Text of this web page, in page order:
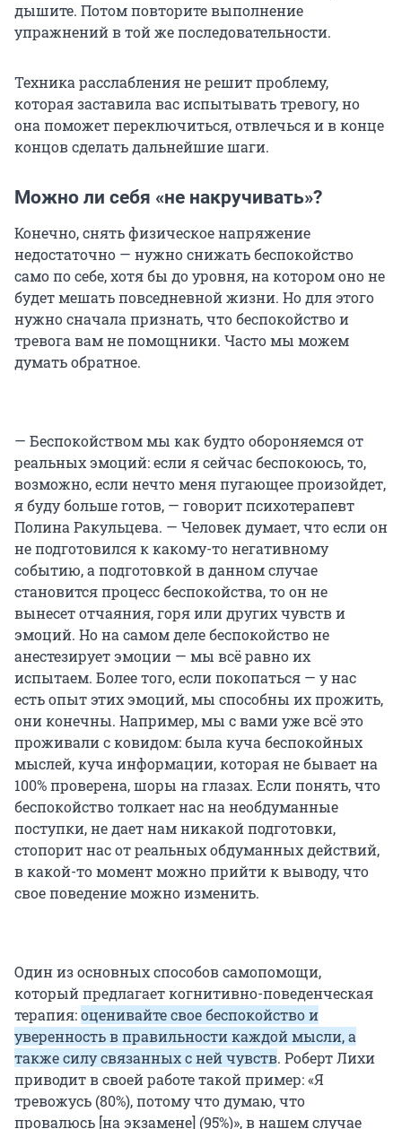
дышите. Потом повторите выполнение
упражнений в той же последовательности.
Техника расслабления не решит проблему,
которая заставила вас испытывать тревогу, но
она поможет переключиться, отвлечься и в конце
концов сделать дальнейшие шаги.
Можно ли себя «не накручивать»?
Конечно, снять физическое напряжение
недостаточно — нужно снижать беспокойство
само по себе, хотя бы до уровня, на котором оно не
будет мешать повседневной жизни. Но для этого
нужно сначала признать, что беспокойство и
тревога вам не помощники. Часто мы можем
думать обратное.
— Беспокойством мы как будто обороняемся от
реальных эмоций: если я сейчас беспокоюсь, то,
возможно, если нечто меня пугающее произойдет,
я буду больше готов, — говорит психотерапевт
Полина Ракульцева. — Человек думает, что если он
не подготовился к какому-то негативному
событию, а подготовкой в данном случае
становится процесс беспокойства, то он не
вынесет отчаяния, горя или других чувств и
эмоций. Но на самом деле беспокойство не
анестезирует эмоции — мы всё равно их
испытаем. Более того, если покопаться — у нас
есть опыт этих эмоций, мы способны их прожить,
они конечны. Например, мы с вами уже всё это
проживали с ковидом: была куча беспокойных
мыслей, куча информации, которая не бывает на
100% проверена, шоры на глазах. Если понять, что
беспокойство толкает нас на необдуманные
поступки, не дает нам никакой подготовки,
стопорит нас от реальных обдуманных действий,
в какой-то момент можно прийти к выводу, что
свое поведение можно изменить.
Один из основных способов самопомощи,
который предлагает когнитивно-поведенческая
терапия:оценивайте свое беспокойство и
уверенность в правильности каждой мысли, а
также силу связанных с ней чувств. Роберт Лихи
приводит в своей работе такой пример: «Я
тревожусь (80%), потому что думаю, что
провалюсь [на экзамене] (95%)», в нашем случае